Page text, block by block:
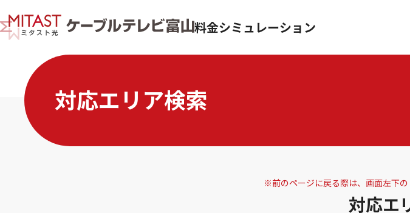
料金シミュレーション
対応エリア検索
※前のページに戻る際は、画面左下
対応エ